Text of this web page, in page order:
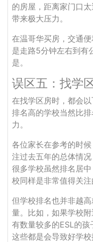
的房屋，距离家门口
带来极大压力。
在温哥华买房，交通
是走路5分钟左右到有
是。
误区五：找学
在找学区房时，都会以
排名高的学校当然比
力。
各位家长在参考的时
注过去五年的总体情
很多学校虽然排名居
校同样是非常值得关注
但学校排名也并非越
量。比如，如果学校
有数量较多的ESL的孩
这些都是会导致好学